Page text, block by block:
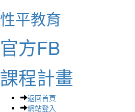
性平教育
官方FB
課程計畫
返回首頁
網站登入